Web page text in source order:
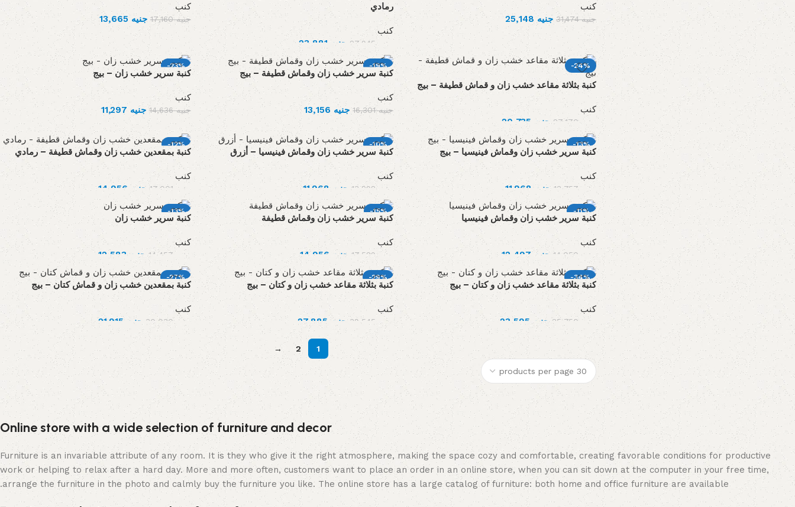
كنب
جنيه31,474 جنيه
رمادي
كنب
جنيه 27,945 جنيه23,881
كنب
جنيه17,160 جنيه13,665
-24%
كنبة بثلاثة مقاعد خشب زان و قماش قطيفة – بيج
كنب
جنيه 27,170 جنيه
-19%
كنبة سرير خشب زان وقماش قطيفة – بيج
كنب
جنيه16,301 جنيه
-23%
كنبة سرير خشب زان – بيج
كنب
جنيه14,636 جنيه
-13%
كنبة سرير خشب زان وقماش فينيسيا – بيج
كنب
جنيه 13,757 جنيه11,968
-10%
كنبة سرير خشب زان وقماش فينيسيا – أزرق
كنب
جنيه 13,298 جنيه 11,968
-12%
كنبة بمقعدين خشب زان وقماش قطيفة – رمادي
كنب
جنيه جنيه14,956
-11%
كنبة سرير خشب زان وقماش فينيسيا
كنب
جنيه جنيه 12,497
-15%
كنبة سرير خشب زان وقماش قطيفة
كنب
جنيه 17,589 جنيه
-13%
كنبة سرير خشب زان
كنب
جنيه 14,457 جنيه12,583
-34%
كنبة بثلاثة مقاعد خشب زان و كتان – بيج
كنب
جنيه 35,750 جنيه23,595
-29%
كنبة بثلاثة مقاعد خشب زان و كتان – بيج
كنب
جنيه جنيه27,885
-27%
كنبة بمقعدين خشب زان و قماش كتان – بيج
كنب
جنيه 30,030 جنيه 21,915
1
2
→
Online store with a wide selection of furniture and decor
Furniture is an invariable attribute of any room. It is they who give it the right atmosphere, making the space cozy and comfortable, creating favorable conditions for productive
work or helping to relax after a hard day. More and more often, customers want to place an order in an online store, when you can sit down at the computer in your free time,
arrange the furniture in the photo and calmly buy the furniture you like. The online store has a large catalog of furniture: both home and office furniture are available.